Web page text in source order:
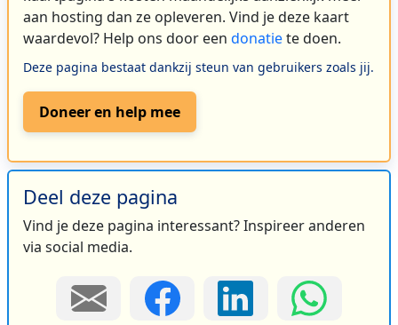
aan hosting dan ze opleveren. Vind je deze kaart
waardevol? Help ons door een donatiete doen.
Deze pagina bestaat dankzij steun van gebruikers zoals jij.
Doneer en help mee
Deel deze pagina
Vind je deze pagina interessant? Inspireer anderen
via social media.